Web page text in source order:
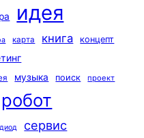
идея
карта книга
концепт
музыка поиск проект
робот
сервис